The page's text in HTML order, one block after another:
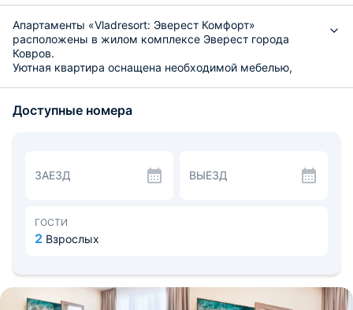
Апартаменты «Vladresort: Эверест Комфорт»
расположены в жилом комплексе Эверест города
Ковров.
Уютная квартира оснащена необходимой мебелью,
машина. Гостям предоставляют чистые полотенца и
располагается кафе «Ёдо суши» - 0,2 км.
Рядом находится торговый центр «Русь» - 0,4 км и
аэропорта в Нижнем Новгороде 186 км.
Доступные номера
ЗАЕЗД ВЫЕЗД
ГОСТИ
2 Взрослых